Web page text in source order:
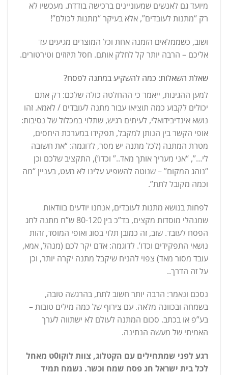
מיועד גם לאנשים שמעוניינים ברכישה בודדת. מעכשיו לא
רק “מתנות לעובדים”, אלא בעיקר “מתנות לכולם”!
ושוב, כשממלאים הזמנה אחת וכל המוצרים מגיעים עד
אליכם – הרבה יותר קל לחלק אותם. חסל תיזוזים וטירטורים.
שאלת השאלות: כמה להשקיע במתנה לפסח?
למען ההגינות, ייאמר כי ההחלטה כולה שלכם: רק אתם
יכולים לקבוע כמה תוציאו עבור מתנה לעובדים / לאמא. זהו
נושא אינדיבידואלי, לעיתים רגיש, שתלוי במכלול של נסיבות:
אופי הקשר בין הנותן למקבל, תפקידו במערכת היחסים,
מטרת המתנה (לכל מתנה יש מסר, לדוגמה: “את חשובה
לי…”, “אני מעריך אותך מאד..” וכדו’), התקציב שלכם וכן
“נוהג המקום” – שנוטה להשפיע עלינו לא מעט, בעניין “מה
וכמה מקובל לתת”.
לפחות בנושא מתנות לעובדים, אנחנו יודעים בוודאות
שמנהלי מוסדות מקצים, בד”כ בין 80-120 ש”ח מתנה לחג
הפסח לעובד. שוב, זה כמובן תלוי בסוג ואופי המוסד, זהות
נושאי התפקידים וכדו’. לדוגמה: אדם יקר לכם (מנהל, אמא,
עובד מסור מאד) צפוי להניח שיקבל מתנה יקרה יותר, וכן
על זה הדרך..
נסכם ונאמר: הרבה יותר חשוב לתת, בהרגשה טובה,
בשמחה ובכוונה מלאה. עם צירוף של כמה מילים טובות –
בע”פ או בכתב. סכום המתנה לעולם לא ישתווה לערך
האמיתי של מעשה הנתינה.
רגע לפני שמתחילים עם הקטלוג, צוות לוקו0ט מאחל
לכל בית ישראל חג פסח שמח וכשר. נשמח תמיד